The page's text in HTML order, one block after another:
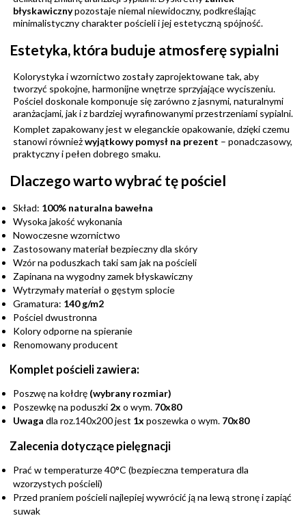
błyskawicznypozostaje niemal niewidoczny, podkreślając
minimalistyczny charakter pościeli i jej estetyczną spójność.
Estetyka, która buduje atmosferę sypialni
Kolorystyka i wzornictwo zostały zaprojektowane tak, aby
tworzyć spokojne, harmonijne wnętrze sprzyjające wyciszeniu.
Pościel doskonale komponuje się zarówno z jasnymi, naturalnymi
aranżacjami, jak i z bardziej wyrafinowanymi przestrzeniami sypialni.
Komplet zapakowany jest w eleganckie opakowanie, dzięki czemu
stanowi równieżwyjątkowy pomysł na prezent – ponadczasowy,
praktyczny i pełen dobrego smaku.
Dlaczego warto wybrać tę pościel
Skład: 100% naturalna bawełna
Wysoka jakość wykonania
Nowoczesne wzornictwo
Zastosowany materiał bezpieczny dla skóry
Wzór na poduszkach taki sam jak na pościeli
Zapinana na wygodny zamek błyskawiczny
Wytrzymały materiał o gęstym splocie
Gramatura: 140 g/m2
Pościel dwustronna
Kolory odporne na spieranie
Renomowany producent
Komplet pościeli zawiera:
Poszwę na kołdrę (wybrany rozmiar)
Poszewkę na poduszki 2x o wym. 70x80
Uwaga dla roz.140x200 jest 1x poszewka o wym. 70x80
Zalecenia dotyczące pielęgnacji
Prać w temperaturze 40°C (bezpieczna temperatura dla
wzorzystych pościeli)
Przed praniem pościeli najlepiej wywrócić ją na lewą stronę i zapiąć
suwak